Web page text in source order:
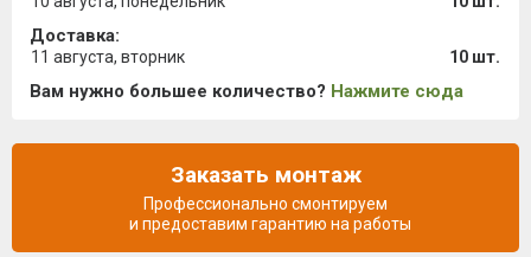
Доставка:
11 августа, вторник 10 шт.
Вам нужно большее количество? Нажмите сюда
Заказать монтаж
Профессионально смонтируем
и предоставим гарантию на работы